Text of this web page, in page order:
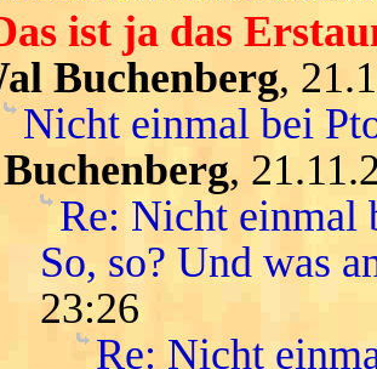
ist ja das
Buchenberg,
Nicht einmal bei
Buchenberg,
Re: Nicht einmal
So, so? Und was
23:26
Re: Nicht